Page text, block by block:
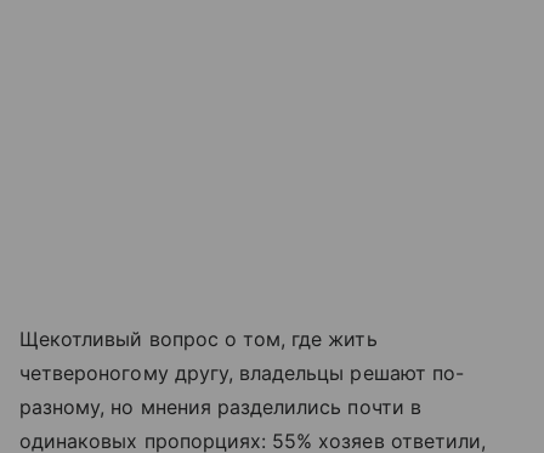
Щекотливый вопрос о том, где жить
четвероногому другу, владельцы решают по-
разному, но мнения разделились почти в
одинаковых пропорциях: 55% хозяев ответили,